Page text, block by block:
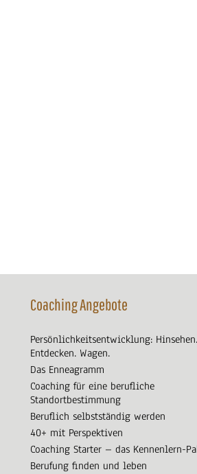
Coaching Angebote
Persönlichkeitsentwicklung: Hinsehen.
Entdecken. Wagen.
Das Enneagramm
Coaching für eine berufliche
Standortbestimmung
Beruflich selbstständig werden
40+ mit Perspektiven
Coaching Starter – das Kennenlern-
Berufung finden und leben